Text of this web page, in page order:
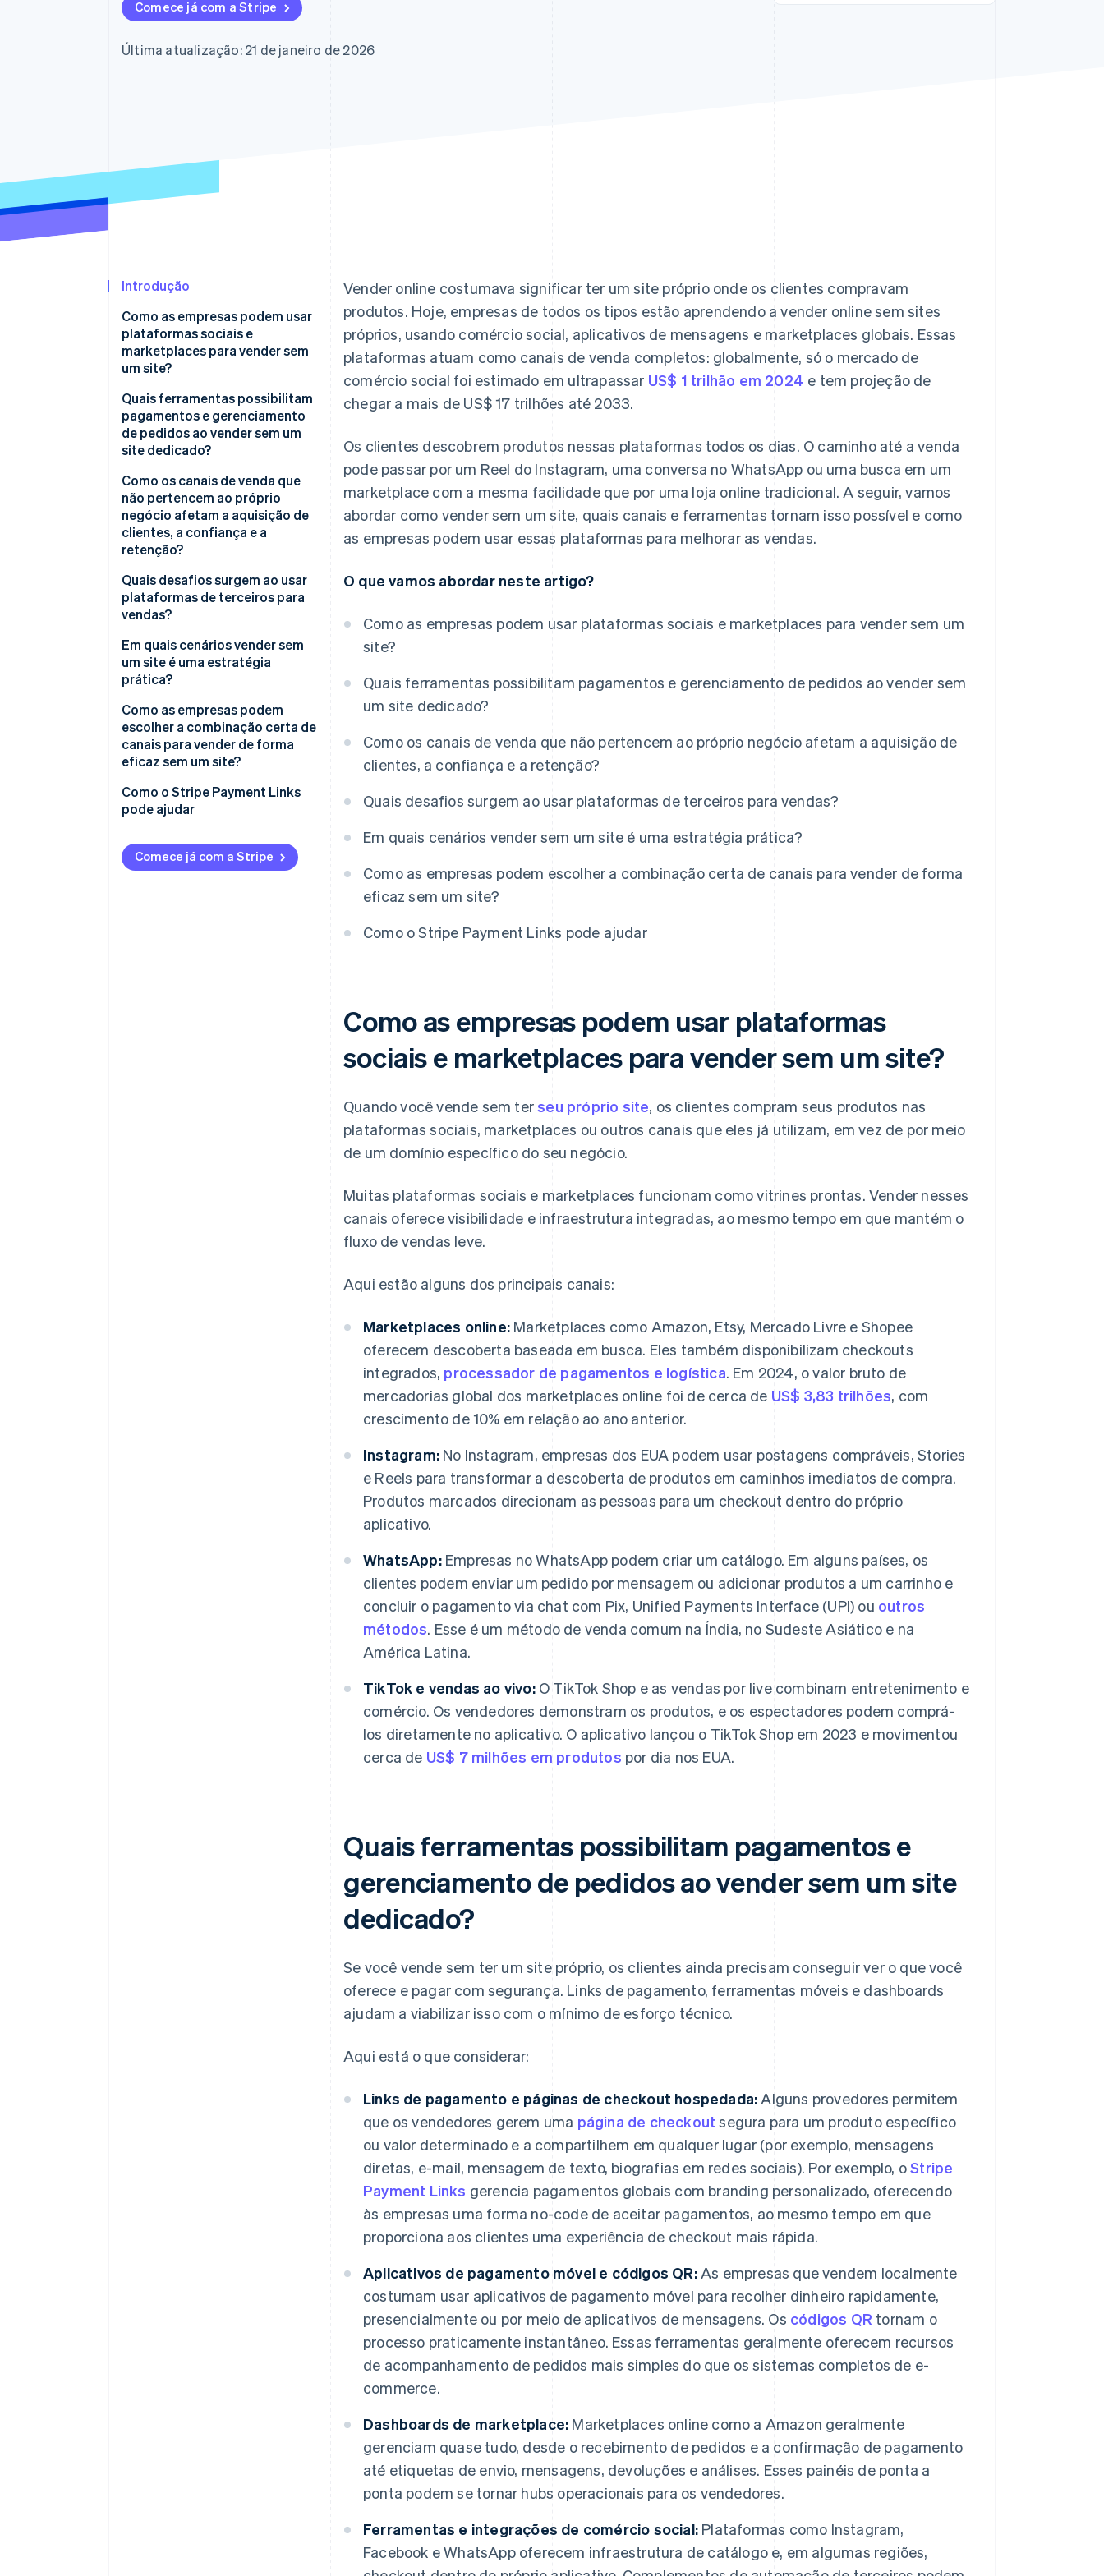
Comece já com a Stripe
Última atualização: 21 de janeiro de 2026
Introdução
Como as empresas podem usar
plataformas sociais e
marketplaces para vender sem
um site?
Quais ferramentas possibilitam
pagamentos e gerenciamento
de pedidos ao vender sem um
site dedicado?
Como os canais de venda que
não pertencem ao próprio
negócio afetam a aquisição de
clientes, a confiança e a
retenção?
Quais desafios surgem ao usar
plataformas de terceiros para
vendas?
Em quais cenários vender sem
um site é uma estratégia
prática?
Como as empresas podem
escolher a combinação certa de
canais para vender de forma
eficaz sem um site?
Como o Stripe Payment Links
pode ajudar
Comece já com a Stripe
Vender online costumava significar ter um site próprio onde os clientes compravam
produtos. Hoje, empresas de todos os tipos estão aprendendo a vender online sem sites
próprios, usando comércio social, aplicativos de mensagens e marketplaces globais. Essas
plataformas atuam como canais de venda completos: globalmente, só o mercado de
comércio social foi estimado em ultrapassar US$ 1 trilhão em 2024 e tem projeção de
chegar a mais de US$ 17 trilhões até 2033.
Os clientes descobrem produtos nessas plataformas todos os dias. O caminho até a venda
pode passar por um Reel do Instagram, uma conversa no WhatsApp ou uma busca em um
marketplace com a mesma facilidade que por uma loja online tradicional. A seguir, vamos
abordar como vender sem um site, quais canais e ferramentas tornam isso possível e como
as empresas podem usar essas plataformas para melhorar as vendas.
O que vamos abordar neste artigo?
Como as empresas podem usar plataformas sociais e marketplaces para vender sem um
site?
Quais ferramentas possibilitam pagamentos e gerenciamento de pedidos ao vender sem
um site dedicado?
Como os canais de venda que não pertencem ao próprio negócio afetam a aquisição de
clientes, a confiança e a retenção?
Quais desafios surgem ao usar plataformas de terceiros para vendas?
Em quais cenários vender sem um site é uma estratégia prática?
Como as empresas podem escolher a combinação certa de canais para vender de forma
eficaz sem um site?
Como o Stripe Payment Links pode ajudar
Como as empresas podem usar plataformas
sociais e marketplaces para vender sem um site?
Quando você vende sem terseu próprio site, os clientes compram seus produtos nas
plataformas sociais, marketplaces ou outros canais que eles já utilizam, em vez de por meio
de um domínio específico do seu negócio.
Muitas plataformas sociais e marketplaces funcionam como vitrines prontas. Vender nesses
canais oferece visibilidade e infraestrutura integradas, ao mesmo tempo em que mantém o
fluxo de vendas leve.
Aqui estão alguns dos principais canais:
Marketplaces online: Marketplaces como Amazon, Etsy, Mercado Livre e Shopee
oferecem descoberta baseada em busca. Eles também disponibilizam checkouts
integrados, processador de pagamentos e logística. Em 2024, o valor bruto de
mercadorias global dos marketplaces online foi de cerca de US$ 3,83 trilhões, com
crescimento de 10% em relação ao ano anterior.
Instagram: No Instagram, empresas dos EUA podem usar postagens compráveis, Stories
e Reels para transformar a descoberta de produtos em caminhos imediatos de compra.
Produtos marcados direcionam as pessoas para um checkout dentro do próprio
aplicativo.
WhatsApp:Empresas no WhatsApp podem criar um catálogo. Em alguns países, os
clientes podem enviar um pedido por mensagem ou adicionar produtos a um carrinho e
concluir o pagamento via chat com Pix, Unified Payments Interface (UPI) ou outros
métodos. Esse é um método de venda comum na Índia, no Sudeste Asiático e na
América Latina.
TikTok e vendas ao vivo:O TikTok Shop e as vendas por live combinam entretenimento e
comércio. Os vendedores demonstram os produtos, e os espectadores podem comprá-
los diretamente no aplicativo. O aplicativo lançou o TikTok Shop em 2023 e movimentou
cerca de US$ 7 milhões em produtos por dia nos EUA.
Quais ferramentas possibilitam pagamentos e
gerenciamento de pedidos ao vender sem um site
dedicado?
Se você vende sem ter um site próprio, os clientes ainda precisam conseguir ver o que você
oferece e pagar com segurança. Links de pagamento, ferramentas móveis e dashboards
ajudam a viabilizar isso com o mínimo de esforço técnico.
Aqui está o que considerar:
Links de pagamento e páginas de checkout hospedada: Alguns provedores permitem
que os vendedores gerem uma página de checkout segura para um produto específico
ou valor determinado e a compartilhem em qualquer lugar (por exemplo, mensagens
diretas, e-mail, mensagem de texto, biografias em redes sociais). Por exemplo, oStripe
Payment Links gerencia pagamentos globais com branding personalizado, oferecendo
às empresas uma forma no-code de aceitar pagamentos, ao mesmo tempo em que
proporciona aos clientes uma experiência de checkout mais rápida.
Aplicativos de pagamento móvel e códigos QR:As empresas que vendem localmente
costumam usar aplicativos de pagamento móvel para recolher dinheiro rapidamente,
presencialmente ou por meio de aplicativos de mensagens. Os códigos QR tornam o
processo praticamente instantâneo. Essas ferramentas geralmente oferecem recursos
de acompanhamento de pedidos mais simples do que os sistemas completos de e-
commerce.
Dashboards de marketplace: Marketplaces online como a Amazon geralmente
gerenciam quase tudo, desde o recebimento de pedidos e a confirmação de pagamento
até etiquetas de envio, mensagens, devoluções e análises. Esses painéis de ponta a
ponta podem se tornar hubs operacionais para os vendedores.
Ferramentas e integrações de comércio social: Plataformas como Instagram,
Facebook e WhatsApp oferecem infraestrutura de catálogo e, em algumas regiões,